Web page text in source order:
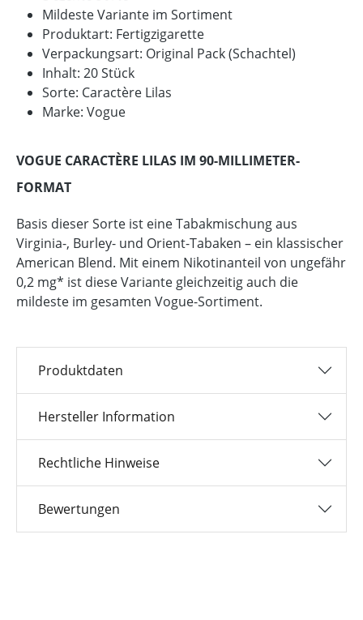
Mildeste Variante im Sortiment
Produktart: Fertigzigarette
Verpackungsart: Original Pack (Schachtel)
Inhalt: 20 Stück
Sorte: Caractère Lilas
Marke: Vogue
VOGUE CARACTÈRE LILAS IM 90-MILLIMETER-
FORMAT
Basis dieser Sorte ist eine Tabakmischung aus
Virginia-, Burley- und Orient-Tabaken – ein klassischer
American Blend. Mit einem Nikotinanteil von ungefähr
0,2 mg* ist diese Variante gleichzeitig auch die
mildeste im gesamten Vogue-Sortiment.
Produktdaten
Hersteller Information
Rechtliche Hinweise
Bewertungen